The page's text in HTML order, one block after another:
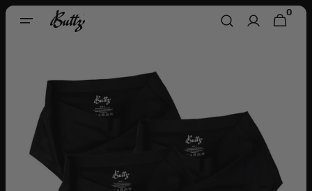
Direkt
Zum
WARENKORB
0
ARTIKEL